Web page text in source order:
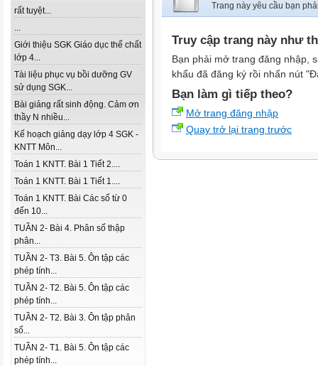
rất tuyệt...
...
Giới thiệu SGK Giáo dục thể chất
lớp 4...
Tài liệu phục vụ bồi dưỡng GV
sử dụng SGK...
Bài giảng rất sinh động. Cảm ơn
thầy N nhiều...
Kế hoạch giảng dạy lớp 4 SGK -
KNTT Môn...
Toán 1 KNTT. Bài 1 Tiết 2....
Toán 1 KNTT. Bài 1 Tiết 1....
Toán 1 KNTT. Bài Các số từ 0
đến 10...
TUẦN 2- Bài 4. Phân số thập
phân...
TUẦN 2- T3. Bài 5. Ôn tập các
phép tính...
TUẦN 2- T2. Bài 5. Ôn tập các
phép tính...
TUẦN 2- T2. Bài 3. Ôn tập phân
số...
TUẦN 2- T1. Bài 5. Ôn tập các
phép tính...
Trang này yêu cầu bạn
Truy cập trang này như
Bạn phải mở trang đăng nhập,
khẩu đã đăng ký rồi nhấn nút
Bạn làm gì tiếp theo?
Mở trang đăng nhập
Quay trở lại trang trước